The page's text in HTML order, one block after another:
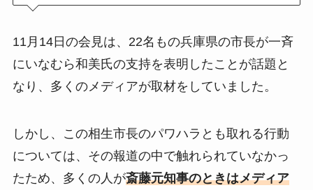
11月14日の会見は、22名もの兵庫県の市長が一斉
にいなむら和美氏の支持を表明したことが話題と
なり、多くのメディアが取材をしていました。
しかし、この相生市長のパワハラとも取れる行動
については、その報道の中で触れられていなかっ
たため、多くの人が斎藤元知事のときはメディア